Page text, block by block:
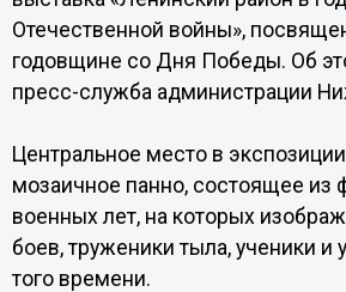
Отечественной войны»,
годовщине со Дня Победы. Об
пресс-служба администрации
Центральное место в
мозаичное панно, состоящее из
военных лет, на которых
боев, труженики тыла, ученики и
того времени.